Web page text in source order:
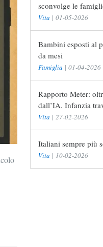
sconvolge le
Vita | 01-05-2026
Bambini esposti al
da mesi
Famiglia | 01-04-2026
Rapporto Meter:
dall’IA. Infanzia
Vita | 27-02-2026
Italiani sempre più
Vita | 10-02-2026